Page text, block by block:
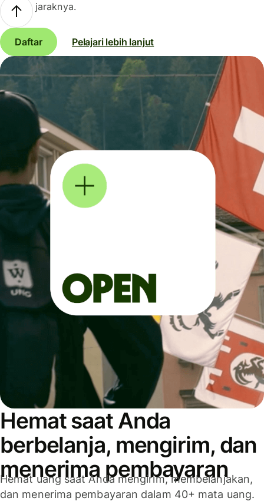
jaraknya.
Daftar Pelajari lebih lanjut
Hemat saat Anda
berbelanja, mengirim, dan
menerima pembayaran
Hemat uang saat Anda mengirim, membelanjakan,
dan menerima pembayaran dalam 40+ mata uang.